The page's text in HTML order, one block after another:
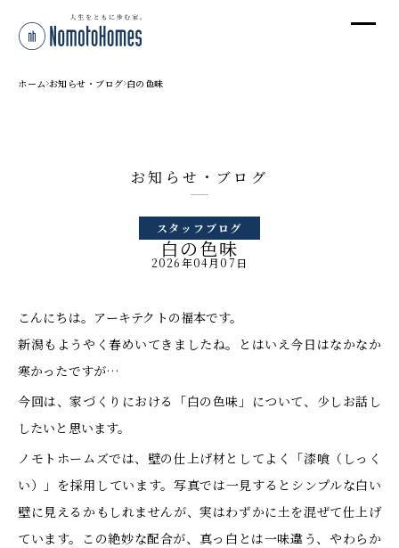
ホーム お知らせ・ブログ 白の色味
お知らせ・ブログ
スタッフブログ
白の色味
2026年04月07日
こんにちは。アーキテクトの福本です。
新潟もようやく春めいてきましたね。とはいえ今日はなかなか
寒かったですが…
今回は、家づくりにおける「白の色味」について、少しお話し
したいと思います。
ノモトホームズでは、壁の仕上げ材としてよく「漆喰（しっく
い）」を採用しています。写真では一見するとシンプルな白い
壁に見えるかもしれませんが、実はわずかに土を混ぜて仕上げ
ています。この絶妙な配合が、真っ白とは一味違う、やわらか